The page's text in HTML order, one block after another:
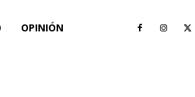
OPINIÓN